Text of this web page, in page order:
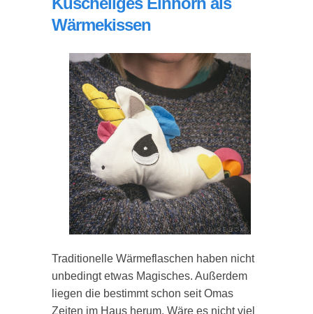
Wärmekissen
Traditionelle Wärmeflaschen haben nicht
unbedingt etwas Magisches. Außerdem
liegen die bestimmt schon seit Omas
Zeiten im Haus herum. Wäre es nicht viel